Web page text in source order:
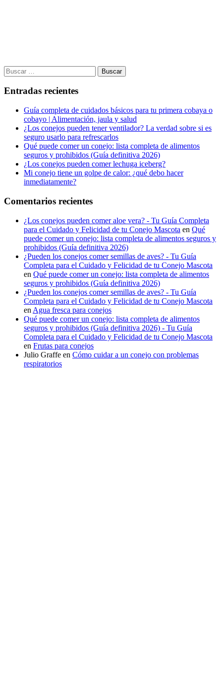
Buscar:
Entradas recientes
Guía completa de cuidados básicos para tu primera cobaya o
cobayo | Alimentación, jaula y salud
¿Los conejos pueden tener ventilador? La verdad sobre si es
seguro usarlo para refrescarlos
Qué puede comer un conejo: lista completa de alimentos
seguros y prohibidos (Guía definitiva 2026)
¿Los conejos pueden comer lechuga iceberg?
Mi conejo tiene un golpe de calor: ¿qué debo hacer
inmediatamente?
Comentarios recientes
¿Los conejos pueden comer aloe vera? - Tu Guía Completa
para el Cuidado y Felicidad de tu Conejo Mascota en Qué
puede comer un conejo: lista completa de alimentos seguros y
prohibidos (Guía definitiva 2026)
¿Pueden los conejos comer semillas de aves? - Tu Guía
Completa para el Cuidado y Felicidad de tu Conejo Mascota
en Qué puede comer un conejo: lista completa de alimentos
seguros y prohibidos (Guía definitiva 2026)
¿Pueden los conejos comer semillas de aves? - Tu Guía
Completa para el Cuidado y Felicidad de tu Conejo Mascota
en Agua fresca para conejos
Qué puede comer un conejo: lista completa de alimentos
seguros y prohibidos (Guía definitiva 2026) - Tu Guía
Completa para el Cuidado y Felicidad de tu Conejo Mascota
en Frutas para conejos
Julio Graffe en Cómo cuidar a un conejo con problemas
respiratorios